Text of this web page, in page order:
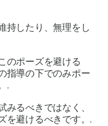
持したり、無理をし
のポーズを避ける
指導の下でのみポー
.
るべきではなく、
を避けるべきです。.